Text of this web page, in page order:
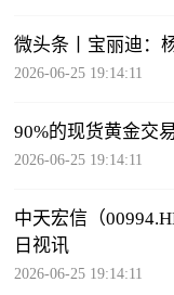
微头条丨宝丽迪：
2026-06-25 19:14:11
90%的现货黄金交
2026-06-25 19:14:11
中天宏信（
日视讯
2026-06-25 19:14:11